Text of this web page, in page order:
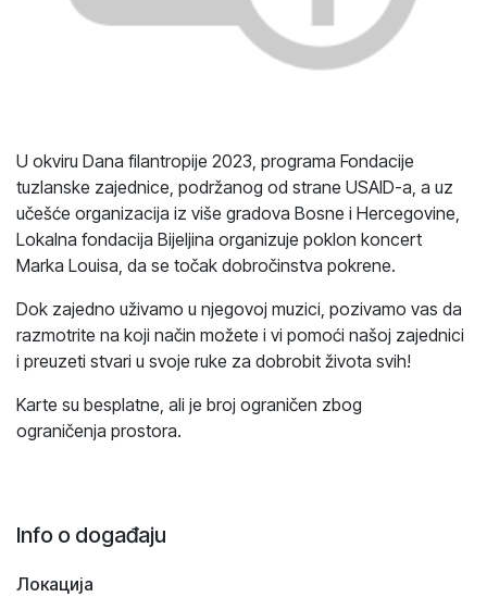
U okviru Dana filantropije 2023, programa Fondacije
tuzlanske zajednice, podržanog od strane USAID-a, a uz
učešće organizacija iz više gradova Bosne i Hercegovine,
Lokalna fondacija Bijeljina organizuje poklon koncert
Marka Louisa, da se točak dobročinstva pokrene.
Dok zajedno uživamo u njegovoj muzici, pozivamo vas da
razmotrite na koji način možete i vi pomoći našoj zajednici
i preuzeti stvari u svoje ruke za dobrobit života svih!
Karte su besplatne, ali je broj ograničen zbog
ograničenja prostora.
Info o događaju
Локација